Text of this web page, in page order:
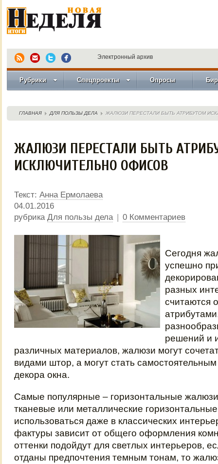
Электронный архив
Рубрики Спецпроекты Опросы
ГЛАВНАЯ ДЛЯ ПОЛЬЗЫ ДЕЛА ЖАЛЮЗИ ПЕРЕСТАЛИ БЫТЬ АТРИБУТОМ
ЖАЛЮЗИ ПЕРЕСТАЛИ БЫТЬ
ИСКЛЮЧИТЕЛЬНО ОФИСОВ
Текст: Анна Ермолаева
04.01.2016
рубрика Для пользы дела | 0 Комментариев
Сегодня
успешно
разных
считаются
решений и
различных материалов, жалюзи могут
видами штор, а могут стать
декора окна.
Самые популярные – горизонтальные
тканевые или металлические
использоваться даже в классических
фактуры зависит от общего оформления
оттенки подойдут для светлых интерьеров,
отданы предпочтения темным тонам, то